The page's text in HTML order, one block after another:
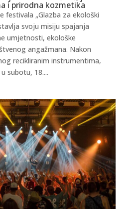
i prirodna kozmetika
festivala „Glazba za ekološki
svoju misiju spajanja
umjetnosti, ekološke
angažmana. Nakon
recikliranim instrumentima,
subotu, 18....